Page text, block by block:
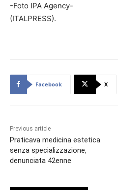
-Foto IPA Agency-
(ITALPRESS).
Facebook X
Previous article
Praticava medicina estetica
senza specializzazione,
denunciata 42enne